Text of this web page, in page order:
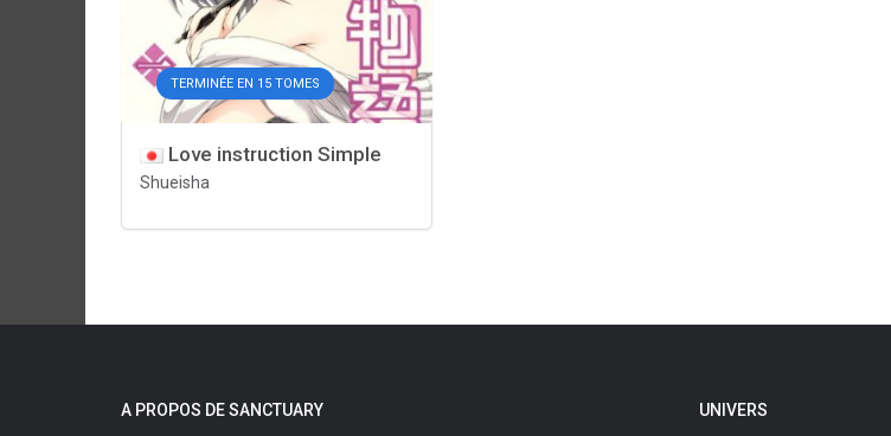
TERMINÉE EN 15 TOMES
Love instruction Simple
Shueisha
A PROPOS DE SANCTUARY UNIVERS